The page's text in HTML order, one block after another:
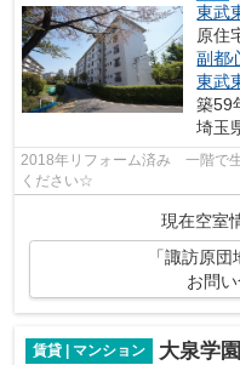
東武
原住
副都
東武
築59
埼玉
2018年リフォーム済み 一階で
ください☆
現在空室
「諏訪原
お問
賃貸 | マンション 大泉学